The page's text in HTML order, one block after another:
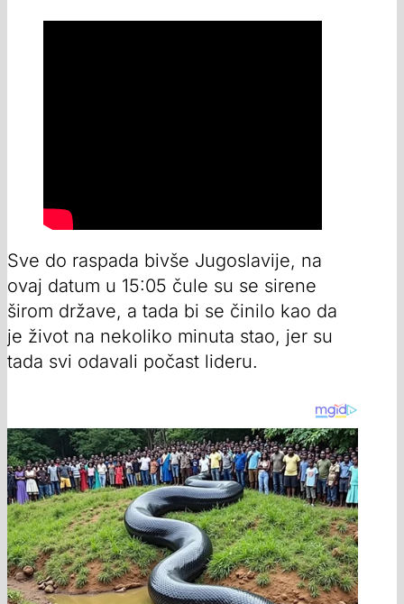
Sve do raspada bivše Jugoslavije, na
ovaj datum u 15:05 čule su se sirene
širom države, a tada bi se činilo kao da
je život na nekoliko minuta stao, jer su
tada svi odavali počast lideru.